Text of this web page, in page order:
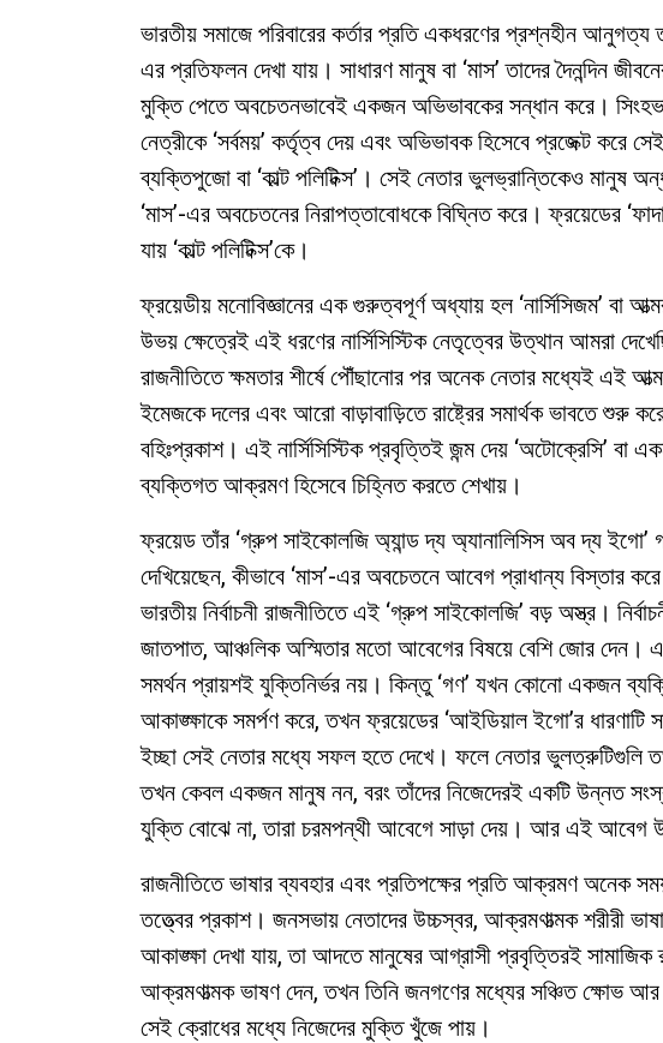
ভারতীয় সমাজে পরিবারের কর্তার প্রতি একধরণের প্রশ্নহীন আনুগত্য
এর প্রতিফলন দেখা যায়। সাধারণ মানুষ বা ‘মাস’ তাদের দৈনন্দিন
মুক্তি পেতে অবচেতনভাবেই একজন অভিভাবকের সন্ধান করে।
নেত্রীকে ‘সর্বময়’ কর্তৃত্ব দেয় এবং অভিভাবক হিসেবে প্রজেক্ট করে
ব্যক্তিপুজো বা ‘কাল্ট পলিটিক্স’। সেই নেতার ভুলভ্রান্তিকেও মানুষ
‘মাস’-এর অবচেতনের নিরাপত্তাবোধকে বিঘ্নিত করে। ফ্রয়েডের
যায় ‘কাল্ট পলিটিক্স’কে।
ফ্রয়েডীয় মনোবিজ্ঞানের এক গুরুত্বপূর্ণ অধ্যায় হল ‘নার্সিসিজম’ বা
উভয় ক্ষেত্রেই এই ধরণের নার্সিসিস্টিক নেতৃত্বের উত্থান আমরা
রাজনীতিতে ক্ষমতার শীর্ষে পৌঁছানোর পর অনেক নেতার মধ্যেই এই
ইমেজকে দলের এবং আরো বাড়াবাড়িতে রাষ্ট্রের সমার্থক ভাবতে শুরু
বহিঃপ্রকাশ। এই নার্সিসিস্টিক প্রবৃত্তিই জন্ম দেয় ‘অটোক্রেসি’ বা
ব্যক্তিগত আক্রমণ হিসেবে চিহ্নিত করতে শেখায়।
ফ্রয়েড তাঁর ‘গ্রুপ সাইকোলজি অ্যান্ড দ্য অ্যানালিসিস অব দ্য ইগো’
দেখিয়েছেন, কীভাবে ‘মাস’-এর অবচেতনে আবেগ প্রাধান্য বিস্তার
ভারতীয় নির্বাচনী রাজনীতিতে এই ‘গ্রুপ সাইকোলজি’ বড় অস্ত্র।
জাতপাত, আঞ্চলিক অস্মিতার মতো আবেগের বিষয়ে বেশি জোর দেন।
সমর্থন প্রায়শই যুক্তিনির্ভর নয়। কিন্তু ‘গণ’ যখন কোনো একজন
আকাঙ্ক্ষাকে সমর্পণ করে, তখন ফ্রয়েডের ‘আইডিয়াল ইগো’র ধারণাটি
ইচ্ছা সেই নেতার মধ্যে সফল হতে দেখে। ফলে নেতার ভুলত্রুটিগুলি
তখন কেবল একজন মানুষ নন, বরং তাঁদের নিজেদেরই একটি উন্নত
যুক্তি বোঝে না, তারা চরমপন্থী আবেগে সাড়া দেয়। আর এই আবেগ
রাজনীতিতে ভাষার ব্যবহার এবং প্রতিপক্ষের প্রতি আক্রমণ অনেক
তত্ত্বের প্রকাশ। জনসভায় নেতাদের উচ্চস্বর, আক্রমণাত্মক শরীরী
আকাঙ্ক্ষা দেখা যায়, তা আদতে মানুষের আগ্রাসী প্রবৃত্তিরই
আক্রমণাত্মক ভাষণ দেন, তখন তিনি জনগণের মধ্যের সঞ্চিত ক্ষোভ
সেই ক্রোধের মধ্যে নিজেদের মুক্তি খুঁজে পায়।